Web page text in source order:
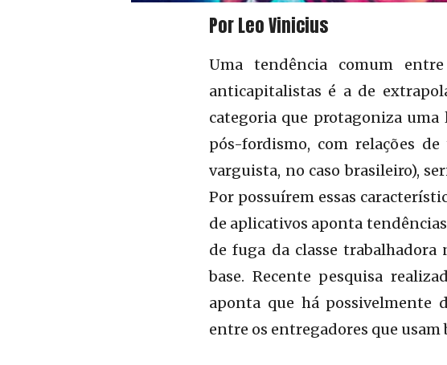
Por Leo Vinicius
Uma tendência comum
anticapitalistas é a de
categoria que protagoniza
pós-fordismo, com relações
varguista, no caso brasileiro),
Por possuírem essas
de aplicativos aponta
de fuga da classe trabalhadora
base. Recente pesquisa
aponta que há possivelmente
entre os entregadores que